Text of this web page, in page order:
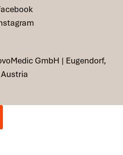
GmbH | Eugendorf,
Austria